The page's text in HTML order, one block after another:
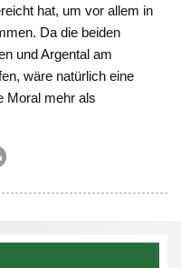
hat, um vor allem in
Da die beiden
und Argental am
wäre natürlich eine
Moral mehr als